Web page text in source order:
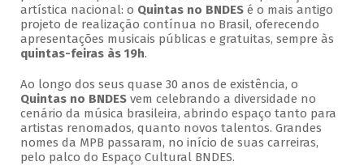
artística nacional: o Quintas no BNDESé o mais antigo
projeto de realização contínua no Brasil, oferecendo
apresentações musicais públicas e gratuitas, sempre às
quintas-feiras às 19h.
Ao longo dos seus quase 30 anos de existência, o
Quintas no BNDESvem celebrando a diversidade no
cenário da música brasileira, abrindo espaço tanto para
artistas renomados, quanto novos talentos. Grandes
nomes da MPB passaram, no início de suas carreiras,
pelo palco do Espaço Cultural BNDES.